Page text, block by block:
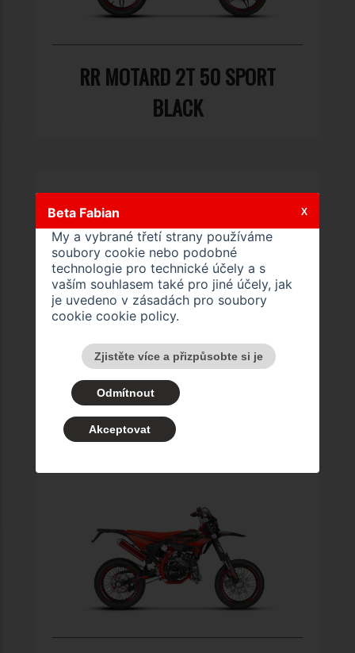
RR MOTARD 2T 50 SPORT
BLACK
RR MOTARD 2T 50 SPORT LS
BLACK
Beta Fabian
My a vybrané třetí strany používáme
soubory cookie nebo podobné
technologie pro technické účely a s
vaším souhlasem také pro jiné účely, jak
je uvedeno v zásadách pro soubory
cookie cookie policy.
Zjistěte více a přizpůsobte si je
Odmítnout
Akceptovat
X